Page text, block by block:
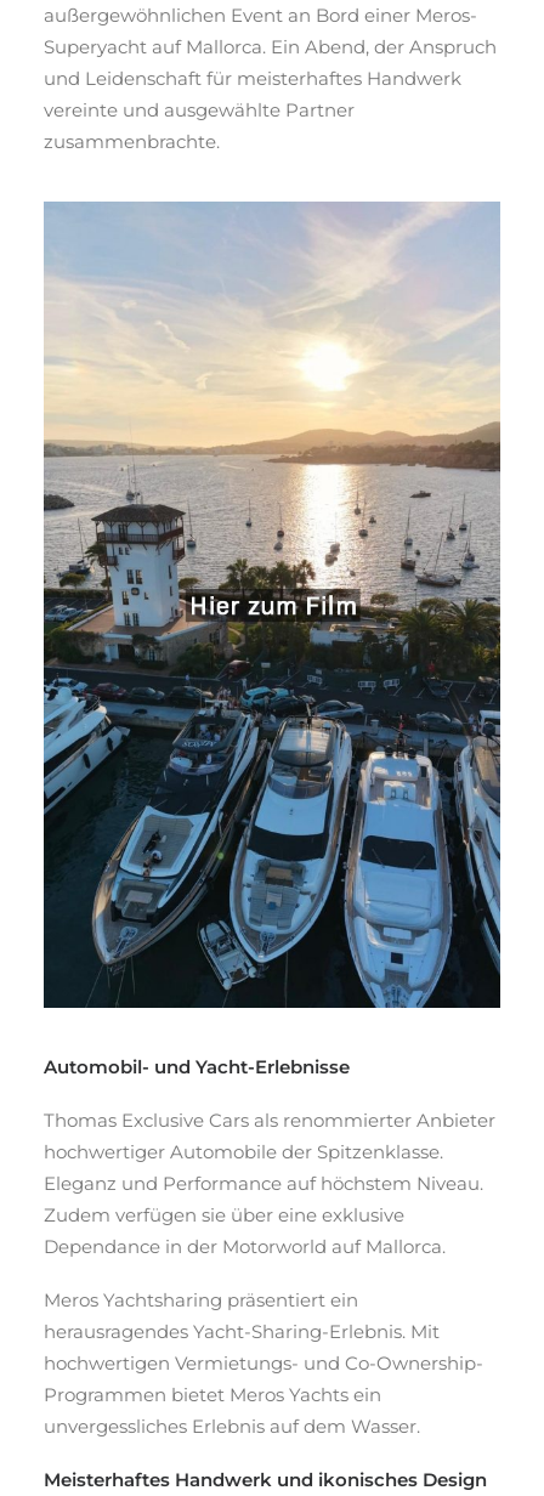
außergewöhnlichen Event an Bord einer Meros-
Superyacht auf Mallorca. Ein Abend, der Anspruch
und Leidenschaft für meisterhaftes Handwerk
vereinte und ausgewählte Partner
zusammenbrachte.
Automobil- und Yacht-Erlebnisse
Thomas Exclusive Cars als renommierter Anbieter
hochwertiger Automobile der Spitzenklasse.
Eleganz und Performance auf höchstem Niveau.
Zudem verfügen sie über eine exklusive
Dependance in der Motorworld auf Mallorca.
Meros Yachtsharing präsentiert ein
herausragendes Yacht-Sharing-Erlebnis. Mit
hochwertigen Vermietungs- und Co-Ownership-
Programmen bietet Meros Yachts ein
unvergessliches Erlebnis auf dem Wasser.
Meisterhaftes Handwerk und ikonisches Design